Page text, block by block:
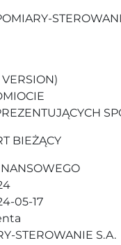
BIEŻĄCY
05-17
STEROWANIE S.A.